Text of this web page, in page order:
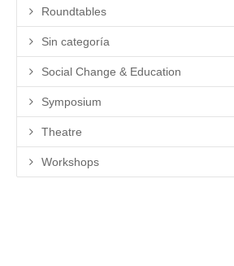
Roundtables
Sin categoría
Social Change & Education
Symposium
Theatre
Workshops